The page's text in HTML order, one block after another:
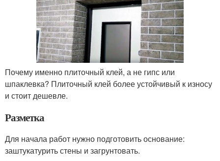
Почему именно плиточный клей, а не гипс или
шпаклевка? Плиточный клей более устойчивый к износу
и стоит дешевле.
Разметка
Для начала работ нужно подготовить основание:
заштукатурить стены и загрунтовать.